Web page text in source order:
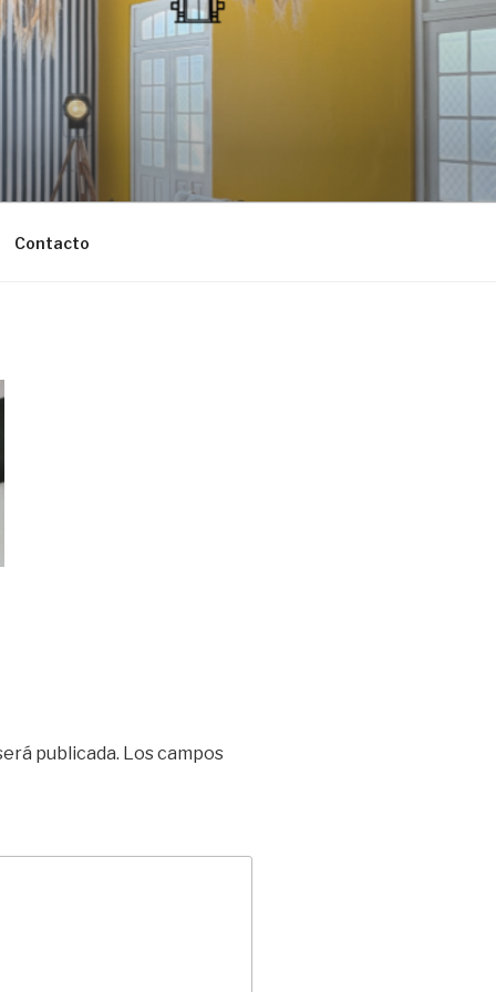
Contacto
publicada. Los campos